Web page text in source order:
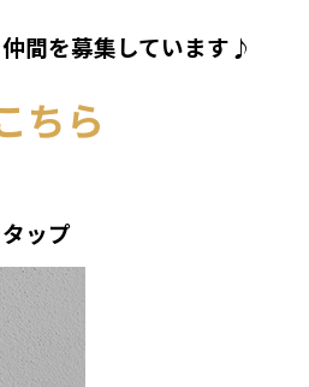
間を募集しています♪
ちら
ップ